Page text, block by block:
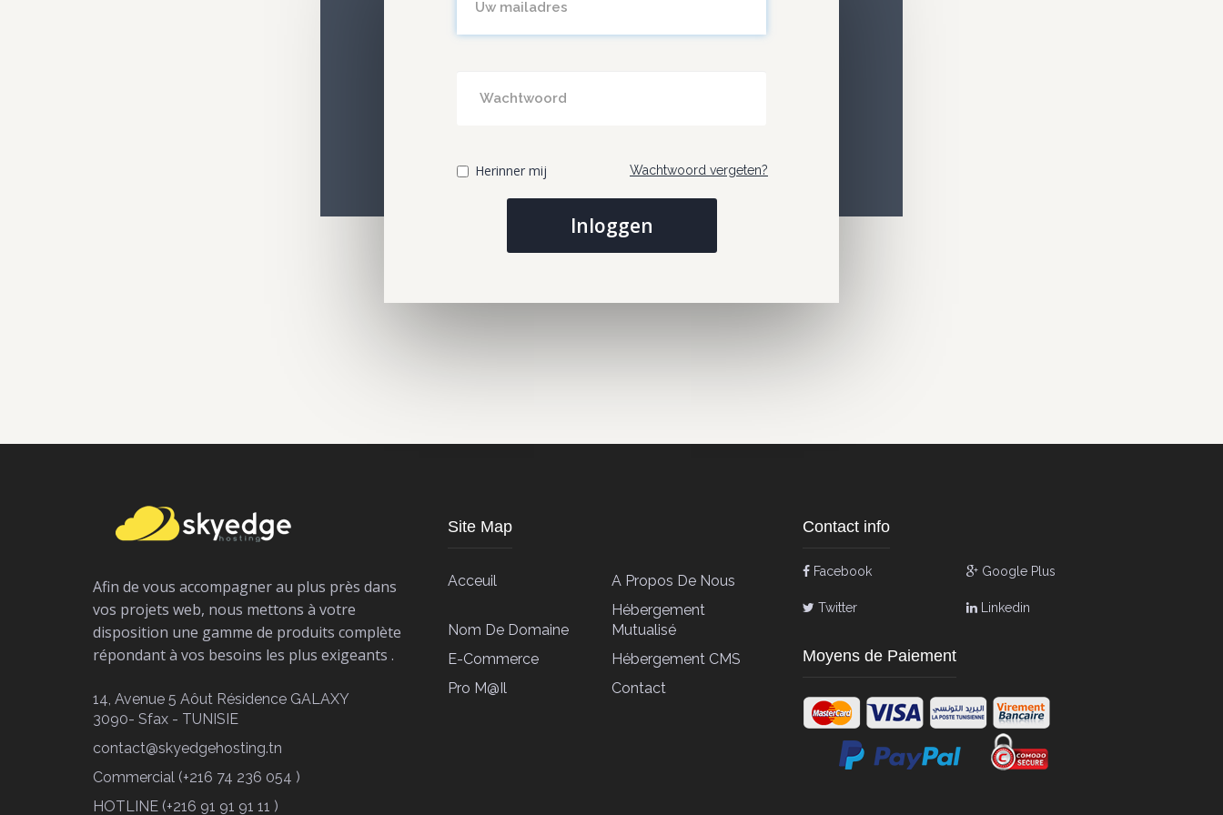
Herinner mij Wachtwoord vergeten?
Afin de vous accompagner au plus près dans
vos projets web, nous mettons à votre
disposition une gamme de produits complète
répondant à vos besoins les plus exigeants .
14, Avenue 5 Aôut Résidence GALAXY
3090- Sfax - TUNISIE
contact@skyedgehosting.tn
Commercial (+216 74 236 054 )
HOTLINE (+216 91 91 91 11 )
Site Map
Acceuil A Propos De Nous
Nom De Domaine
Hébergement
Mutualisé
E-Commerce
Hébergement CMS
Pro M@il
Contact
Contact info
Facebook Google Plus
Twitter Linkedin
Moyens de Paiement